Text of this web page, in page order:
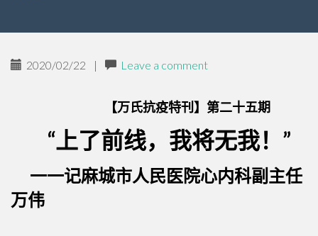
2020/02/22 | Leave a comment
【万氏抗疫特刊】第二十五期
“上了前线，我将无我！”
一一记麻城市人民医院心内科副主任
万伟